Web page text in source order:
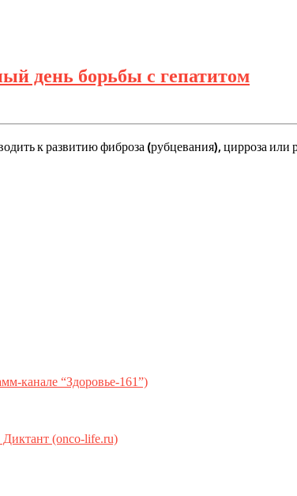
борьбы с гепатитом
к развитию фиброза (рубцевания), цирроза
канале “Здоровье-161”)
(onco-life.ru)